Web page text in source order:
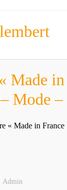
Made in
Mode
« Made in France
Admin